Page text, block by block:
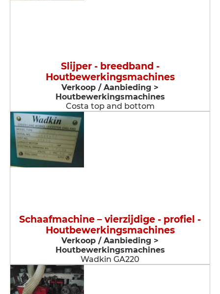
Slijper - breedband -
Houtbewerkingsmachines
Verkoop / Aanbieding >
Houtbewerkingsmachines
Costa top and bottom
Schaafmachine – vierzijdige - profiel -
Houtbewerkingsmachines
Verkoop / Aanbieding >
Houtbewerkingsmachines
Wadkin GA220